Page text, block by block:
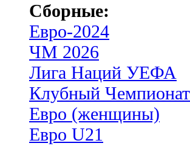
Сборные:
Евро-2024
ЧМ 2026
Лига Наций УЕФА
Клубный
Евро (женщины)
Евро U21